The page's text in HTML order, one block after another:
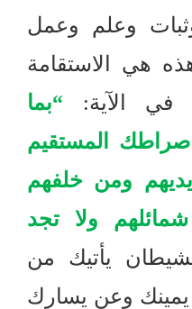
وعلم وعمل
هي الاستقامة
في الآية:
“بما
صراطك المستقيم
ومن خلفهم
ولا تجد
يأتيك من
يمينك وعن يسارك